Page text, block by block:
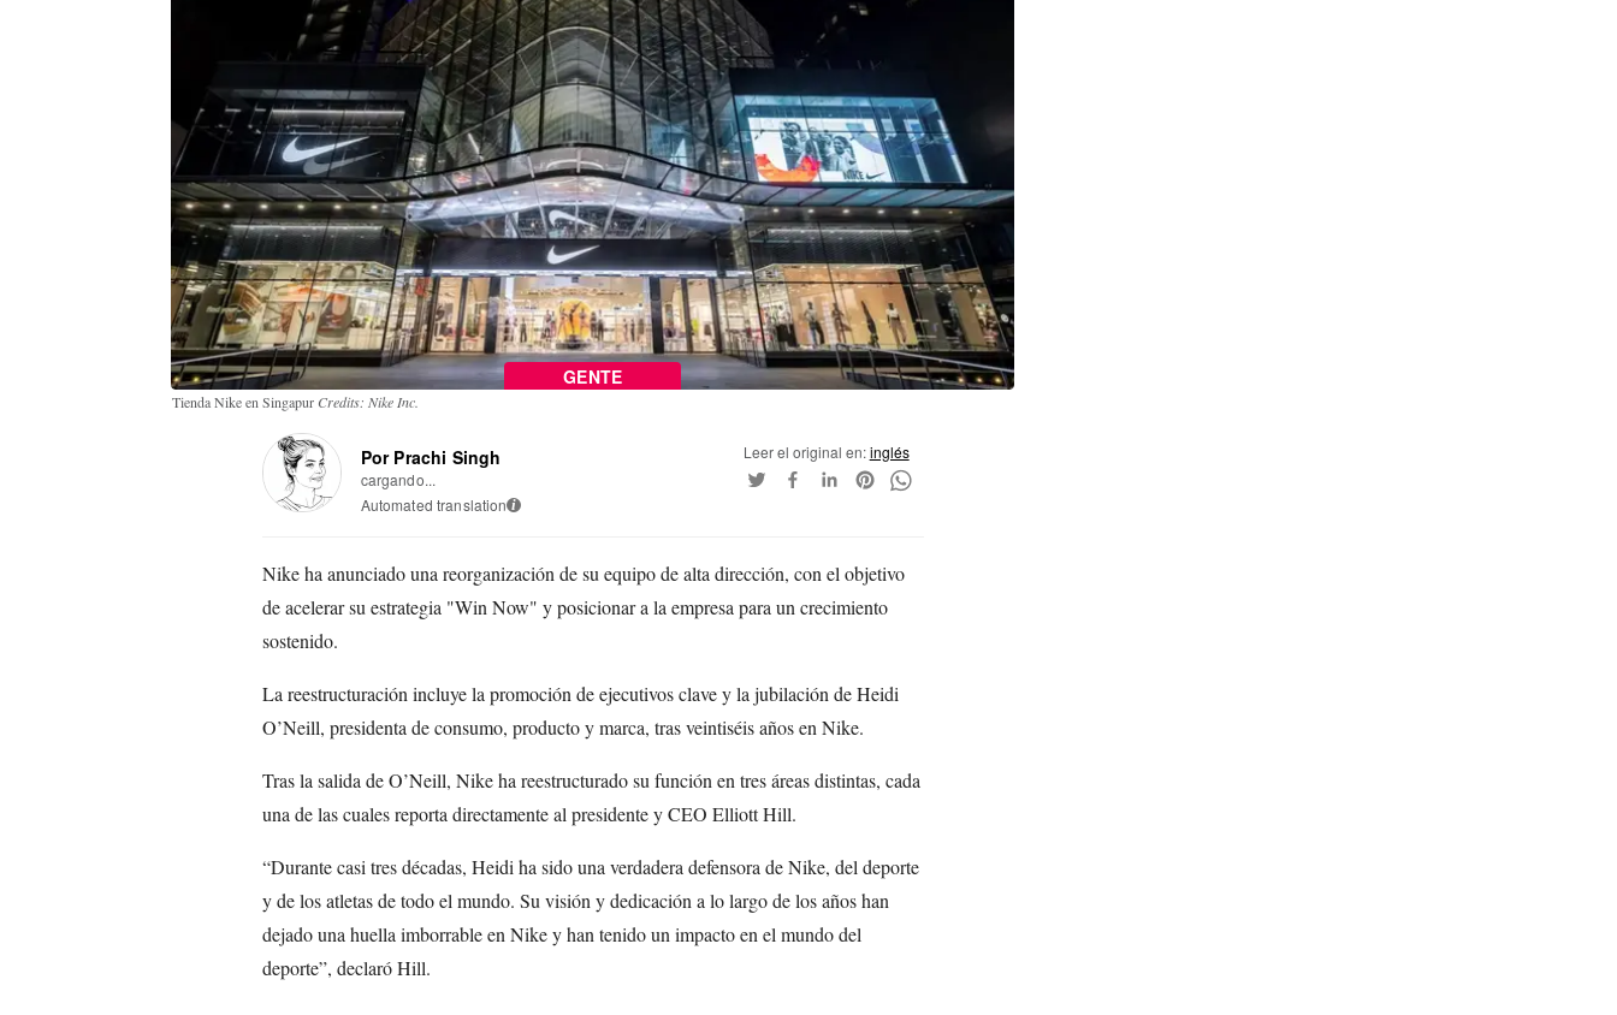
GENTE
Tienda Nike en Singapur Credits: Nike Inc.
Por Prachi Singh
cargando...
Automated translation i
Leer el original en:inglés
Nike ha anunciado una reorganización de su equipo de alta dirección, con el objetivo
de acelerar su estrategia "Win Now" y posicionar a la empresa para un crecimiento
sostenido.
La reestructuración incluye la promoción de ejecutivos clave y la jubilación de Heidi
O’Neill, presidenta de consumo, producto y marca, tras veintiséis años en Nike.
Tras la salida de O’Neill, Nike ha reestructurado su función en tres áreas distintas, cada
una de las cuales reporta directamente al presidente y CEO Elliott Hill.
“Durante casi tres décadas, Heidi ha sido una verdadera defensora de Nike, del deporte
y de los atletas de todo el mundo. Su visión y dedicación a lo largo de los años han
dejado una huella imborrable en Nike y han tenido un impacto en el mundo del
deporte”, declaró Hill.